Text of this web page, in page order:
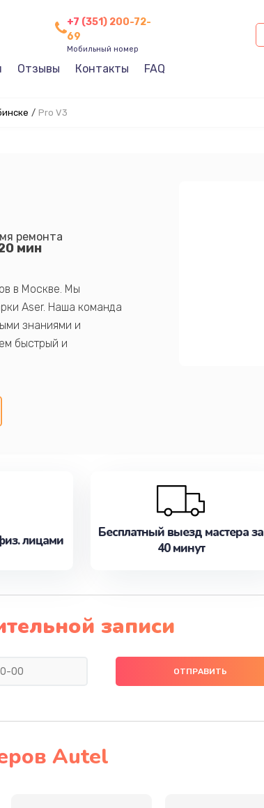
+7 (351) 200-72-
69
Мобильный номер
Отзывы Контакты FAQ
/ Pro V3
ремонта
мин
в Москве. Мы
Aser. Наша команда
знаниями и
быстрый и
компонентов, а также
удовлетворяя их
на ремонт уже
лицами
Бесплатный выезд мастера за
40 минут
записи
Autel